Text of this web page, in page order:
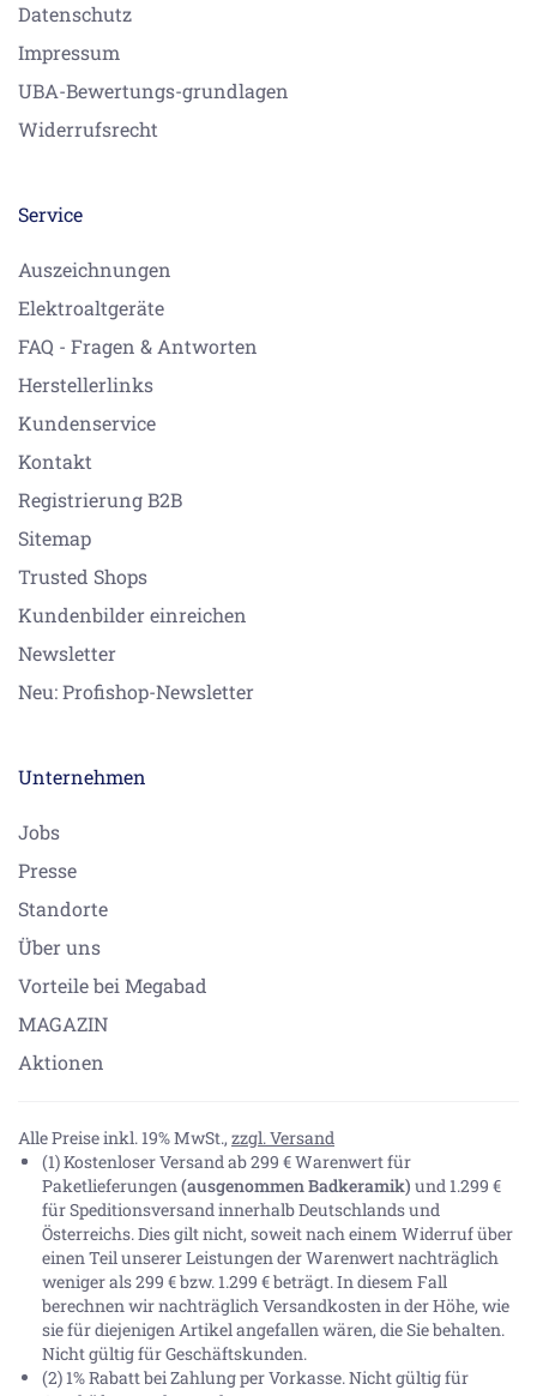
Datenschutz
Impressum
UBA-Bewertungs-grundlagen
Widerrufsrecht
Service
Auszeichnungen
Elektroaltgeräte
FAQ - Fragen & Antworten
Herstellerlinks
Kundenservice
Kontakt
Registrierung B2B
Sitemap
Trusted Shops
Kundenbilder einreichen
Newsletter
Neu: Profishop-Newsletter
Unternehmen
Jobs
Presse
Standorte
Über uns
Vorteile bei Megabad
MAGAZIN
Aktionen
Alle Preise inkl. 19% MwSt., zzgl. Versand
(1) Kostenloser Versand ab 299 € Warenwert für
Paketlieferungen(ausgenommen Badkeramik) und 1.299 €
für Speditionsversand innerhalb Deutschlands und
Österreichs. Dies gilt nicht, soweit nach einem Widerruf über
einen Teil unserer Leistungen der Warenwert nachträglich
weniger als 299 € bzw. 1.299 € beträgt. In diesem Fall
berechnen wir nachträglich Versandkosten in der Höhe, wie
sie für diejenigen Artikel angefallen wären, die Sie behalten.
Nicht gültig für Geschäftskunden.
(2) 1% Rabatt bei Zahlung per Vorkasse. Nicht gültig für